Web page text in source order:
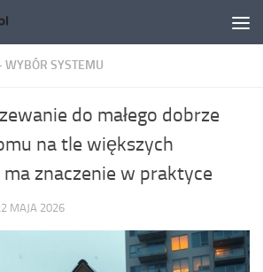
SYSTEMU
do małego dobrze
na tle większych
znaczenie w praktyce
MAJA 2026